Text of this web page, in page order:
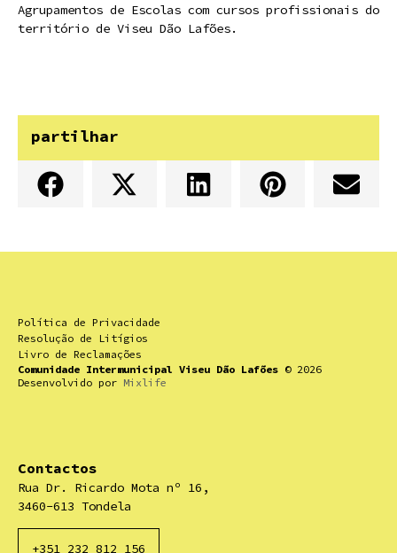
Agrupamentos de Escolas com cursos profissionais do
território de Viseu Dão Lafões.
partilhar
Política de Privacidade
Resolução de Litígios
Livro de Reclamações
Comunidade Intermunicipal Viseu Dão Lafões © 2026
Desenvolvido por Mixlife
Contactos
Rua Dr. Ricardo Mota nº 16,
3460-613 Tondela
+351 232 812 156